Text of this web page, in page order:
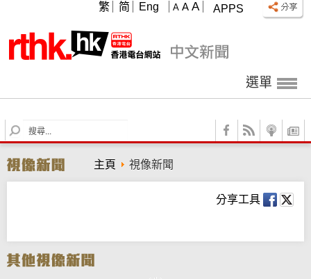
APPS
A A A
繁 简 Eng
選單
S
e
r
c
主頁 視像新聞
分享工具